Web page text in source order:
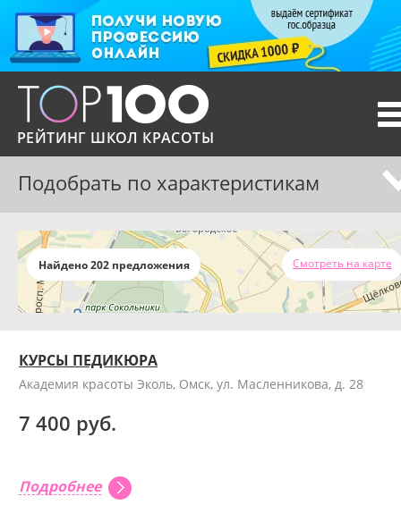
РЕЙТИНГ ШКОЛ КРАСОТЫ
Подобрать по характеристикам
Найдено 202 предложения Смотреть на карте
КУРСЫ ПЕДИКЮРА
Академия красоты Эколь, Омск, ул. Масленникова, д. 28
7 400 руб.
Подробнее